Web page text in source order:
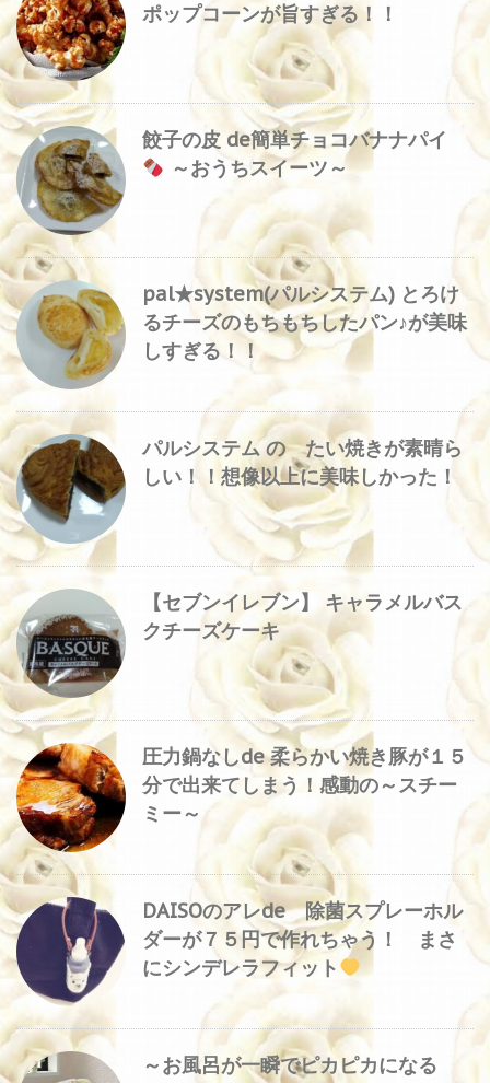
ポップコーンが旨すぎる！！
餃子の皮 de簡単チョコバナナパイ
～おうちスイーツ～
pal★system(パルシステム) とろけ
るチーズのもちもちしたパン♪が美味
しすぎる！！
パルシステム の たい焼きが素晴ら
しい！！想像以上に美味しかった！
【セブンイレブン】 キャラメルバス
クチーズケーキ
圧力鍋なしde 柔らかい焼き豚が１５
分で出来てしまう！感動の～スチー
ミー～
DAISOのアレde 除菌スプレーホル
ダーが７５円で作れちゃう！ まさ
にシンデレラフィット
～お風呂が一瞬でピカピカになる